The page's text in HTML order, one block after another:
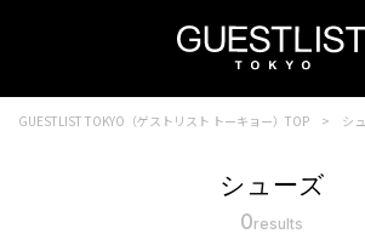
GUESTLIST TOKYO（ゲストリスト トーキョー）TOP シ
シューズ
0results